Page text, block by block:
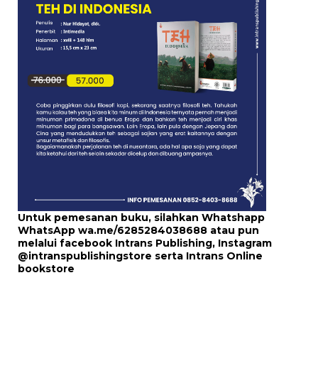
Untuk pemesanan buku, silahkan Whatshapp
WhatsApp wa.me/6285284038688 atau pun
melalui facebook Intrans Publishing, Instagram
@intranspublishingstore serta Intrans Online
bookstore